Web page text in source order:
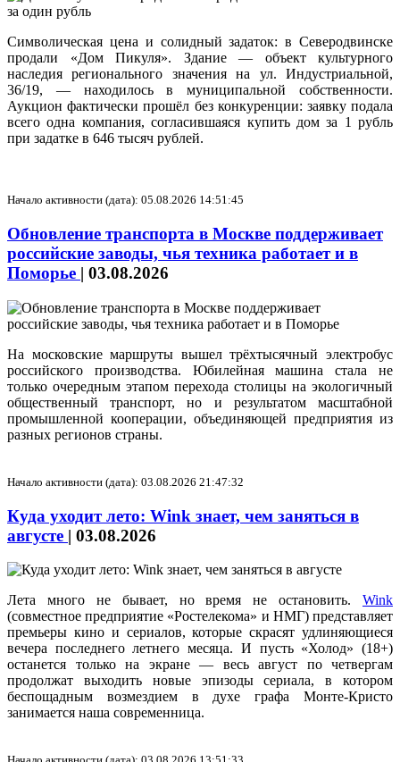
Символическая цена и солидный задаток: в Северодвинске
продали «Дом Пикуля». Здание — объект культурного
наследия регионального значения на ул. Индустриальной,
36/19, — находилось в муниципальной собственности.
Аукцион фактически прошёл без конкуренции: заявку подала
всего одна компания, согласившаяся купить дом за 1 рубль
при задатке в 646 тысяч рублей.
Начало активности (дата): 05.08.2026 14:51:45
Обновление транспорта в Москве поддерживает
российские заводы, чья техника работает и в
Поморье | 03.08.2026
На московские маршруты вышел трёхтысячный электробус
российского производства. Юбилейная машина стала не
только очередным этапом перехода столицы на экологичный
общественный транспорт, но и результатом масштабной
промышленной кооперации, объединяющей предприятия из
разных регионов страны.
Начало активности (дата): 03.08.2026 21:47:32
Куда уходит лето: Wink знает, чем заняться в
августе | 03.08.2026
Лета много не бывает, но время не остановить. Wink
(совместное предприятие «Ростелекома» и НМГ) представляет
премьеры кино и сериалов, которые скрасят удлиняющиеся
вечера последнего летнего месяца. И пусть «Холод» (18+)
останется только на экране — весь август по четвергам
продолжат выходить новые эпизоды сериала, в котором
беспощадным возмездием в духе графа Монте-Кристо
занимается наша современница.